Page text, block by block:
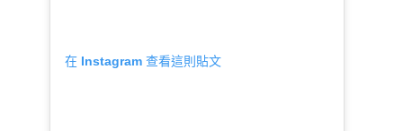
在 Instagram 查看這則貼文